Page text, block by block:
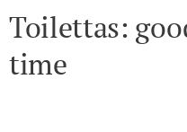
Toilettas:
time